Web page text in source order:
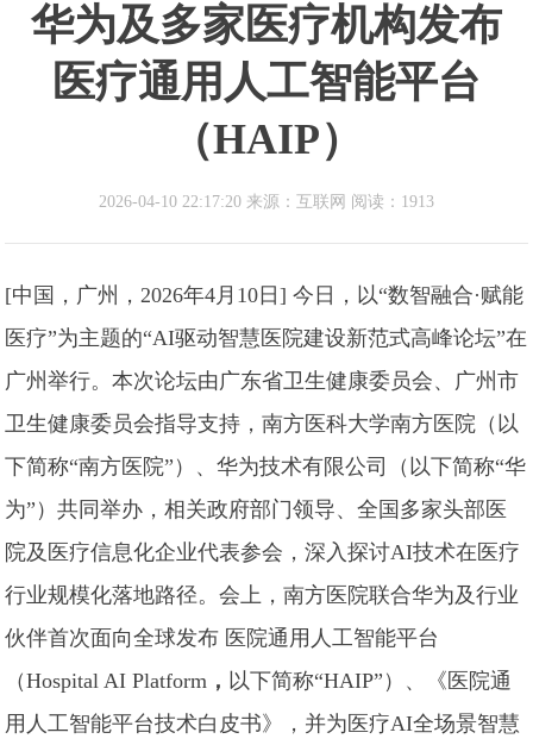
华为及多家医疗机构发布
医疗通用人工智能平台
（HAIP）
2026-04-10 22:17:20 来源：互联网 阅读：1913
[中国，广州，2026年4月10日] 今日，以“数智融合·赋能
医疗”为主题的“AI驱动智慧医院建设新范式高峰论坛”在
广州举行。本次论坛由广东省卫生健康委员会、广州市
卫生健康委员会指导支持，南方医科大学南方医院（以
下简称“南方医院”）、华为技术有限公司（以下简称“华
为”）共同举办，相关政府部门领导、全国多家头部医
院及医疗信息化企业代表参会，深入探讨AI技术在医疗
行业规模化落地路径。会上，南方医院联合华为及行业
伙伴首次面向全球发布 医院通用人工智能平台
（Hospital AI Platform ， 以下简称“HAIP”）、《医院通
用人工智能平台技术白皮书》，并为医疗AI全场景智慧